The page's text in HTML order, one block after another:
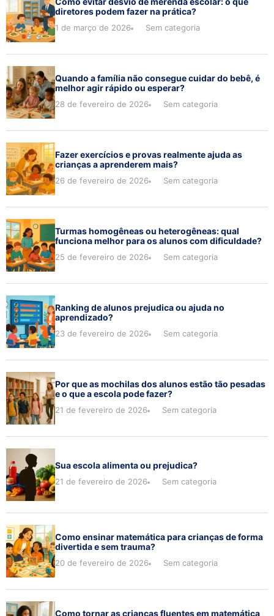
diretores podem fazer na prática?
1 de março de 2026 Sem categoria
Quando a família não consegue cuidar do bebê, é
melhor agir rápido ou esperar?
28 de fevereiro de 2026 Sem categoria
Fazer exercícios e provas realmente ajuda as
crianças a aprenderem mais?
26 de fevereiro de 2026 Sem categoria
Turmas homogêneas ou heterogêneas: qual
funciona melhor para os alunos com dificuldade?
25 de fevereiro de 2026 Sem categoria
Ranking de alunos prejudica ou ajuda no
aprendizado?
23 de fevereiro de 2026 Sem categoria
Por que as mochilas dos alunos estão tão pesadas
e o que a escola pode fazer?
21 de fevereiro de 2026 Sem categoria
Sua escola alimenta ou prejudica?
21 de fevereiro de 2026 Sem categoria
Como ensinar matemática para crianças de forma
divertida e sem trauma?
20 de fevereiro de 2026 Sem categoria
Como tornar as crianças fluentes em matemática